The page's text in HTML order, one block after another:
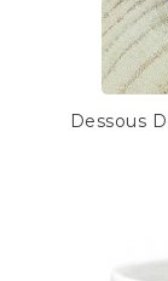
Dessous